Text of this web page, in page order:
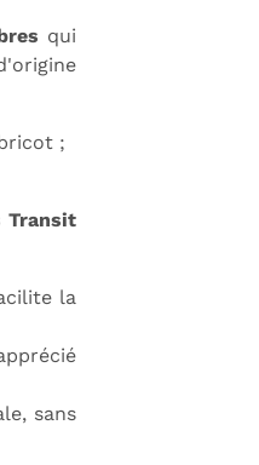
qui
;
Transit
la
sans